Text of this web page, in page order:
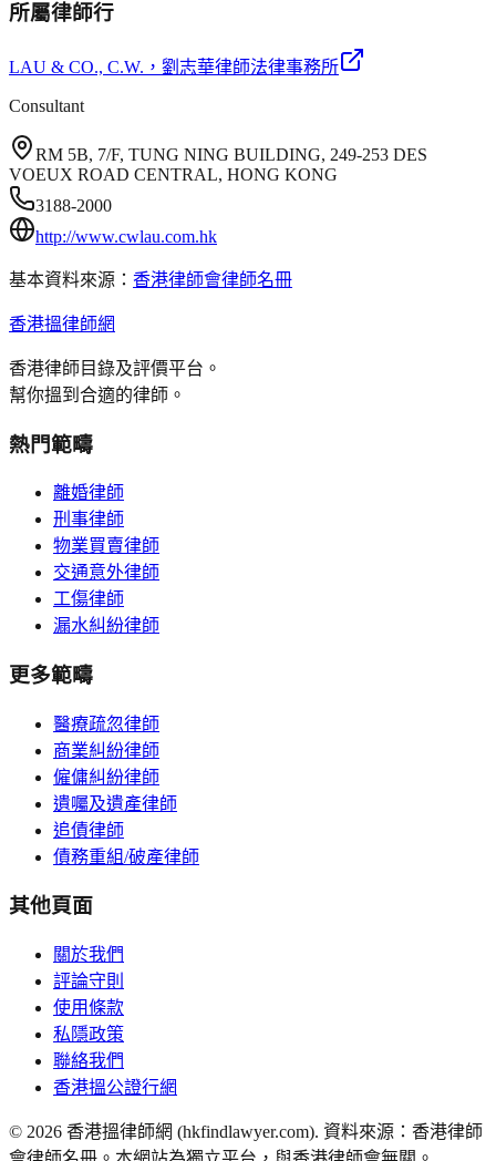
所屬律師行
LAU & CO., C.W. ，劉志華律師法律事務所
Consultant
RM 5B, 7/F, TUNG NING BUILDING, 249-253 DES
VOEUX ROAD CENTRAL, HONG KONG
3188-2000
http://www.cwlau.com.hk
基本資料來源： 香港律師會律師名冊
香港搵律師網
香港律師目錄及評價平台。
幫你搵到合適的律師。
熱門範疇
離婚律師
刑事律師
物業買賣律師
交通意外律師
工傷律師
漏水糾紛律師
更多範疇
醫療疏忽律師
商業糾紛律師
僱傭糾紛律師
遺囑及遺產律師
追債律師
債務重組/破產律師
其他頁面
關於我們
評論守則
使用條款
私隱政策
聯絡我們
香港搵公證行網
© 2026 香港搵律師網 (hkfindlawyer.com). 資料來源：香港律師